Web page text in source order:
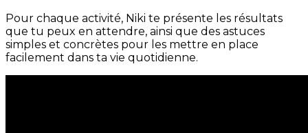
Pour chaque activité, Niki te présente les résultats
que tu peux en attendre, ainsi que des astuces
simples et concrètes pour les mettre en place
facilement dans ta vie quotidienne.